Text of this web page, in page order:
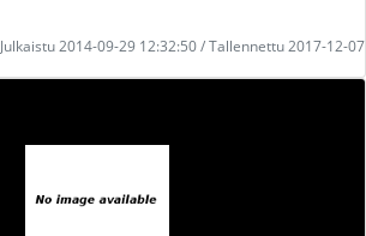
Julkaistu 2014-09-29 12:32:50 / Tallennettu 2017-12-07